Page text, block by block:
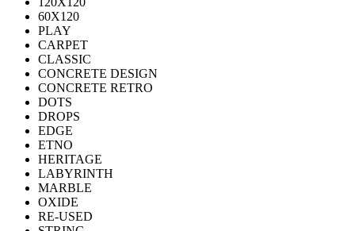
60Х120
PLAY
CARPET
CLASSIC
CONCRETE DESIGN
CONCRETE RETRO
DOTS
DROPS
EDGE
ETNO
HERITAGE
LABYRINTH
MARBLE
OXIDE
RE-USED